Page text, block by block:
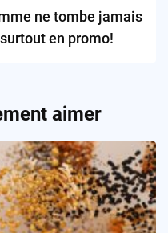
ne tombe jamais
en promo!
aimer